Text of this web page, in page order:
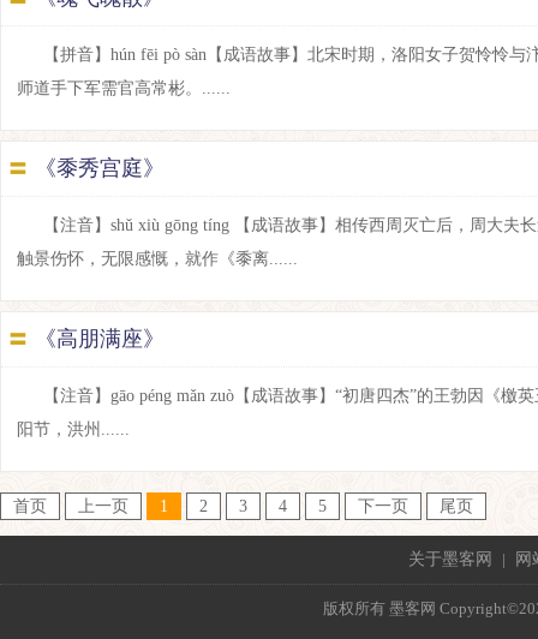
【拼音】hún fēi pò sàn【成语故事】北宋时期，洛阳女子贺怜怜
师道手下军需官高常彬。......
〓 《黍秀宫庭》
【注音】shǔ xiù gōng tíng 【成语故事】相传西周灭亡后，周大
触景伤怀，无限感慨，就作《黍离......
〓 《高朋满座》
【注音】gāo péng mǎn zuò【成语故事】“初唐四杰”的王勃因《
阳节，洪州......
首页 上一页 1 2 3 4 5 下一页 尾页
关于墨客网 | 网
版权所有 墨客网